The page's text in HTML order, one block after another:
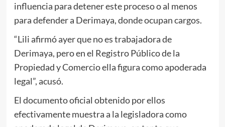
influencia para detener este proceso o al menos
para defender a Derimaya, donde ocupan cargos.
“Lili afirmó ayer que no es trabajadora de
Derimaya, pero en el Registro Público de la
Propiedad y Comercio ella figura como apoderada
legal”, acusó.
El documento oficial obtenido por ellos
efectivamente muestra a la legisladora como